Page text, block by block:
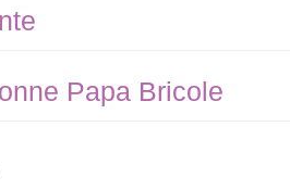
Papa Bricole